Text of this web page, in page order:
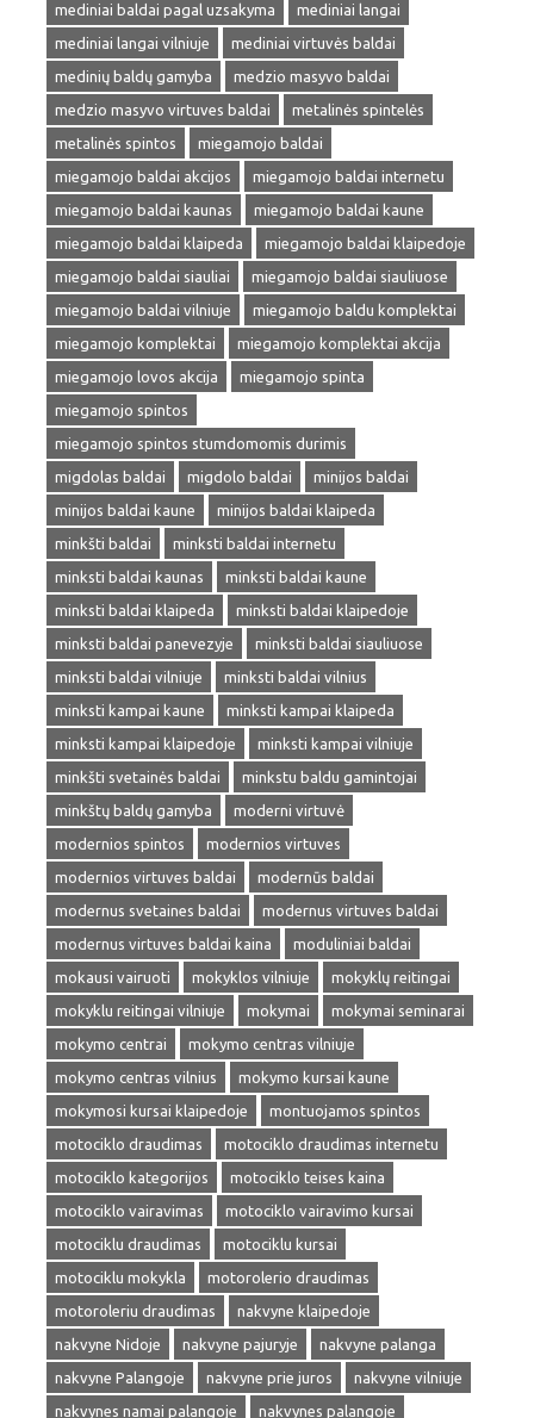
mediniai baldai pagal uzsakyma
mediniai langai
mediniai langai vilniuje
mediniai virtuvės baldai
medinių baldų gamyba
medzio masyvo baldai
medzio masyvo virtuves baldai
metalinės spintelės
metalinės spintos
miegamojo baldai
miegamojo baldai akcijos
miegamojo baldai internetu
miegamojo baldai kaunas
miegamojo baldai kaune
miegamojo baldai klaipeda
miegamojo baldai klaipedoje
miegamojo baldai siauliai
miegamojo baldai siauliuose
miegamojo baldai vilniuje
miegamojo baldu komplektai
miegamojo komplektai
miegamojo komplektai akcija
miegamojo lovos akcija
miegamojo spinta
miegamojo spintos
miegamojo spintos stumdomomis durimis
migdolas baldai
migdolo baldai
minijos baldai
minijos baldai kaune
minijos baldai klaipeda
minkšti baldai
minksti baldai internetu
minksti baldai kaunas
minksti baldai kaune
minksti baldai klaipeda
minksti baldai klaipedoje
minksti baldai panevezyje
minksti baldai siauliuose
minksti baldai vilniuje
minksti baldai vilnius
minksti kampai kaune
minksti kampai klaipeda
minksti kampai klaipedoje
minksti kampai vilniuje
minkšti svetainės baldai
minkstu baldu gamintojai
minkštų baldų gamyba
moderni virtuvė
modernios spintos
modernios virtuves
modernios virtuves baldai
modernūs baldai
modernus svetaines baldai
modernus virtuves baldai
modernus virtuves baldai kaina
moduliniai baldai
mokausi vairuoti
mokyklos vilniuje
mokyklų reitingai
mokyklu reitingai vilniuje
mokymai
mokymai seminarai
mokymo centrai
mokymo centras vilniuje
mokymo centras vilnius
mokymo kursai kaune
mokymosi kursai klaipedoje
montuojamos spintos
motociklo draudimas
motociklo draudimas internetu
motociklo kategorijos
motociklo teises kaina
motociklo vairavimas
motociklo vairavimo kursai
motociklu draudimas
motociklu kursai
motociklu mokykla
motorolerio draudimas
motoroleriu draudimas
nakvyne klaipedoje
nakvyne Nidoje
nakvyne pajuryje
nakvyne palanga
nakvyne Palangoje
nakvyne prie juros
nakvyne vilniuje
nakvynes namai palangoje
nakvynes palangoje